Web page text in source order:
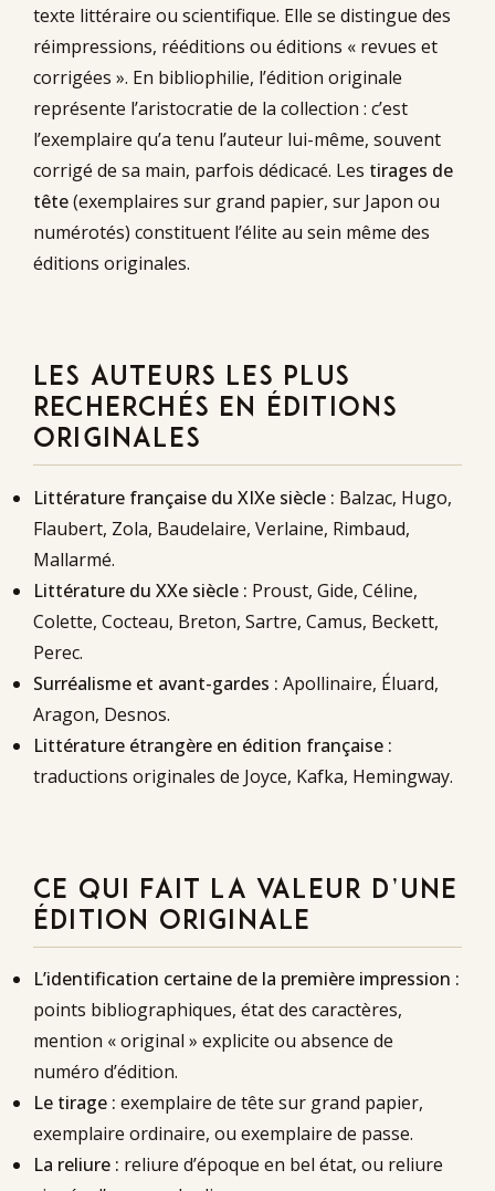
texte littéraire ou scientifique. Elle se distingue des
réimpressions, rééditions ou éditions « revues et
corrigées ». En bibliophilie, l’édition originale
représente l’aristocratie de la collection : c’est
l’exemplaire qu’a tenu l’auteur lui-même, souvent
corrigé de sa main, parfois dédicacé. Les tirages de
tête(exemplaires sur grand papier, sur Japon ou
numérotés) constituent l’élite au sein même des
éditions originales.
LES AUTEURS LES PLUS
RECHERCHÉS EN ÉDITIONS
ORIGINALES
Littérature française du XIXe siècle : Balzac, Hugo,
Flaubert, Zola, Baudelaire, Verlaine, Rimbaud,
Mallarmé.
Littérature du XXe siècle : Proust, Gide, Céline,
Colette, Cocteau, Breton, Sartre, Camus, Beckett,
Perec.
Surréalisme et avant-gardes : Apollinaire, Éluard,
Aragon, Desnos.
Littérature étrangère en édition française :
traductions originales de Joyce, Kafka, Hemingway.
CE QUI FAIT LA VALEUR D’UNE
ÉDITION ORIGINALE
L’identification certaine de la première impression :
points bibliographiques, état des caractères,
mention « original » explicite ou absence de
numéro d’édition.
Le tirage : exemplaire de tête sur grand papier,
exemplaire ordinaire, ou exemplaire de passe.
La reliure : reliure d’époque en bel état, ou reliure